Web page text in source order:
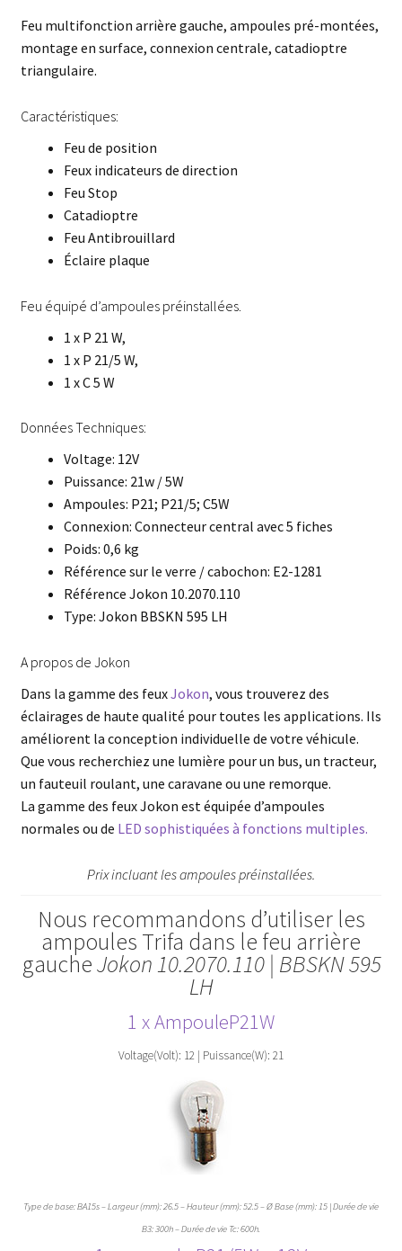
Feu multifonction arrière gauche, ampoules pré-montées,
montage en surface, connexion centrale, catadioptre
triangulaire.
Caractéristiques:
Feu de position
Feux indicateurs de direction
Feu Stop
Catadioptre
Feu Antibrouillard
Éclaire plaque
Feu équipé d’ampoules préinstallées.
1 x P 21 W,
1 x P 21/5 W,
1 x C 5 W
Données Techniques:
Voltage: 12V
Puissance: 21w / 5W
Ampoules: P21; P21/5; C5W
Connexion: Connecteur central avec 5 fiches
Poids: 0,6 kg
Référence sur le verre / cabochon: E2-1281
Référence Jokon 10.2070.110
Type: Jokon BBSKN 595 LH
A propos de Jokon
Dans la gamme des feuxJokon, vous trouverez des
éclairages de haute qualité pour toutes les applications. Ils
améliorent la conception individuelle de votre véhicule.
Que vous recherchiez une lumière pour un bus, un tracteur,
un fauteuil roulant, une caravane ou une remorque.
La gamme des feux Jokon est équipée d’ampoules
normales ou de LED sophistiquées à fonctions multiples.
Prix incluant les ampoules préinstallées.
Nous recommandons d’utiliser les
ampoules Trifa dans le feu arrière
gaucheJokon 10.2070.110 | BBSKN 595
LH
1 x AmpouleP21W
Voltage(Volt): 12 | Puissance(W): 21
Type de base: BA15s – Largeur (mm): 26.5 – Hauteur (mm): 52.5 – Ø Base (mm): 15 | Durée de vie
B3: 300h – Durée de vie Tc: 600h.